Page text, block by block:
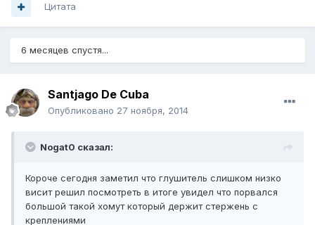
Цитата
6 месяцев спустя...
Santjago De Cuba
Опубликовано 27 ноября, 2014
Nogat0 сказал:
Короче сегодня заметил что глушитель слишком низко
висит решил посмотреть в итоге увидел что порвался
большой такой хомут который держит стержень с
креплениями